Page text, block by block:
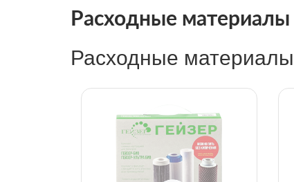
Расходные материалы
Расходные материалы